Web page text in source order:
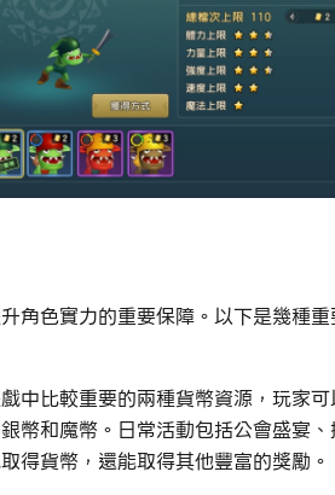
角色實力的重要保障。以下是幾種
中比較重要的兩種貨幣資源，玩家
幣和魔幣。日常活動包括公會盛宴
得貨幣，還能取得其他豐富的獎勵。